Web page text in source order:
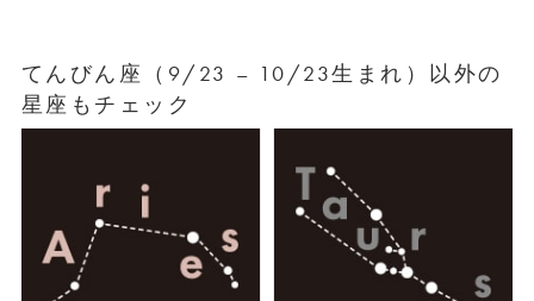
てんびん座（9/23 – 10/23生まれ）以外の
星座もチェック